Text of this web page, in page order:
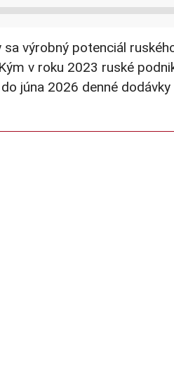
sa výrobný potenciál
v roku 2023 ruské
júna 2026 denné